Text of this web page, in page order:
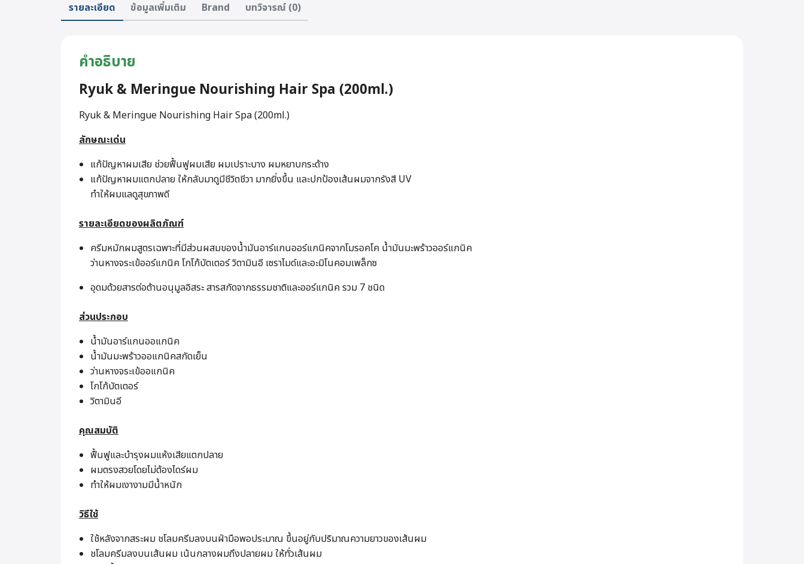
รายละเอียด ข้อมูลเพิ่มเติม Brand บทวิจารณ์ (0)
คำอธิบาย
Ryuk & Meringue Nourishing Hair Spa (200ml.)
Ryuk & Meringue Nourishing Hair Spa (200ml.)
ลักษณะเด่น
แก้ปัญหาผมเสีย ช่วยฟื้นฟูผมเสีย ผมเปราะบาง ผมหยาบกระด้าง
แก้ปัญหาผมแตกปลาย ให้กลับมาดูมีชีวิตชีวา มากยิ่งขึ้น และปกป้องเส้นผมจากรังสี UV
ทำให้ผมแลดูสุขภาพดี
รายละเอียดของผลิตภัณฑ์
ครีมหมักผมสูตรเฉพาะที่มีส่วนผสมของน้ำมันอาร์แกนออร์แกนิคจากโมรอคโค น้ำมันมะพร้าวออร์แกนิค
ว่านหางจระเข้ออร์แกนิค โกโก้บัตเตอร์ วิตามินอี เซราไมด์และอะมิโนคอมเพล็กซ
อุดมด้วยสารต่อต้านอนุมูลอิสระ สารสกัดจากธรรมชาติและออร์แกนิค รวม 7 ชนิด
ส่วนประกอบ
น้ำมันอาร์แกนออแกนิค
น้ำมันมะพร้าวออแกนิคสกัดเย็น
ว่านหางจระเข้ออแกนิค
โกโก้บัตเตอร์
วิตามินอี
คุณสมบัติ
ฟื้นฟูและบำรุงผมแห้งเสียแตกปลาย
ผมตรงสวยโดยไม่ต้องไดร์ผม
ทำให้ผมเงางามมีน้ำหนัก
วิธีใช้
ใช้หลังจากสระผม ชโลมครีมลงบนฝ่ามือพอประมาณ ขึ้นอยู่กับปริมาณความยาวของเส้นผม
ชโลมครีมลงบนเส้นผม เน้นกลางผมถึงปลายผม ให้ทั่วเส้นผม